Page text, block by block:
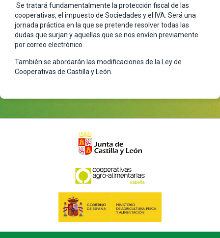
Se tratará fundamentalmente la protección fiscal de las
cooperativas, el impuesto de Sociedades y el IVA. Será una
jornada práctica en la que se pretende resolver todas las
dudas que surjan y aquellas que se nos envíen previamente
por correo electrónico.
También se abordarán las modificaciones de la Ley de
Cooperativas de Castilla y León.